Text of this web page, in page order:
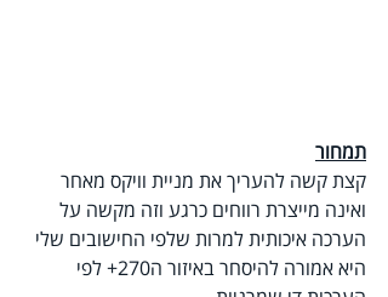
תמחור
קצת קשה להעריך את מניית וויקס מאחר
ואינה מייצרת רווחים כרגע וזה מקשה על
הערכה איכותית למרות שלפי החישובים שלי
היא אמורה להיסחר באיזור ה270+ לפי